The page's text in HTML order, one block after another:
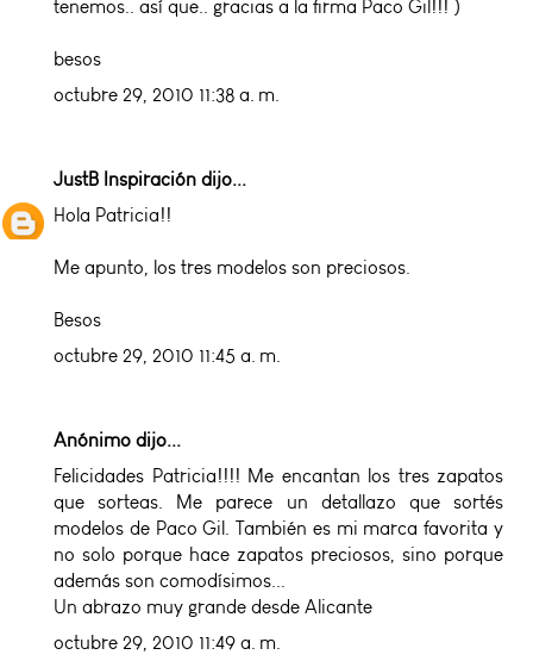
tenemos.. así que.. gracias a la firma Paco Gil!!! )
besos
octubre 29, 2010 11:38 a. m.
JustB Inspiración dijo...
Hola Patricia!!
Me apunto, los tres modelos son preciosos.
Besos
octubre 29, 2010 11:45 a. m.
Anónimo dijo...
Felicidades Patricia!!!! Me encantan los tres zapatos
que sorteas. Me parece un detallazo que sortés
modelos de Paco Gil. También es mi marca favorita y
no solo porque hace zapatos preciosos, sino porque
además son comodísimos...
Un abrazo muy grande desde Alicante
octubre 29, 2010 11:49 a. m.